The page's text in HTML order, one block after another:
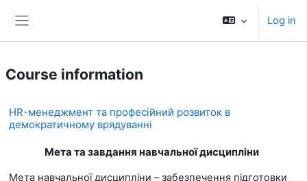
Log in
Course information
HR-менеджмент та професійний розвиток в
демократичному врядуванні
Мета та завдання навчальної дисципліни
Мета навчальної дисципліни – забезпечення підготовки